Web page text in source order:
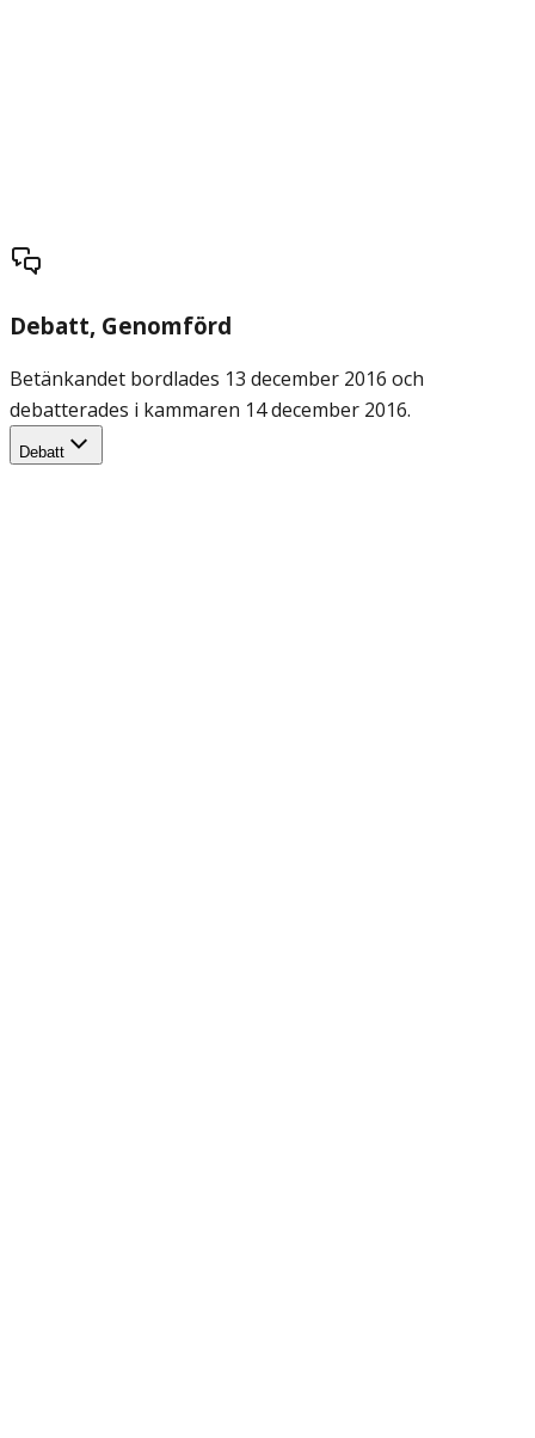
Debatt, Genomförd
Betänkandet bordlades 13 december 2016 och
debatterades i kammaren 14 december 2016.
Debatt